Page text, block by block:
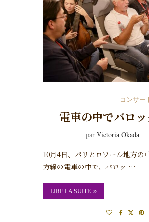
コンサー
電車の中でバロ
parVictoria Okada
10月4日、パリとロワール地方の
方線の電車の中で、バロッ …
LIRE LA SUITE